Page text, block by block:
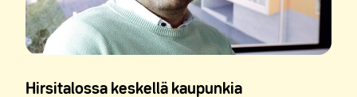
Hirsitalossa keskellä kaupunkia